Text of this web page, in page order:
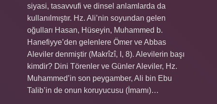
siyasi, tasavvufi ve dinsel anlamlarda da
kullanılmıştır. Hz. Ali’nin soyundan gelen
oğulları Hasan, Hüseyin, Muhammed b.
Hanefiyye’den gelenlere Ömer ve Abbas
Aleviler denmiştir (Makrîzî, I, 8). Alevilerin başı
kimdir? Dini Törenler ve Günler Aleviler, Hz.
Muhammed’in son peygamber, Ali bin Ebu
Talib’in de onun koruyucusu (İmamı)…